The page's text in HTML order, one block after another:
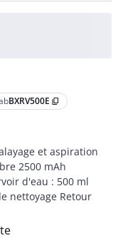
BXRV500E content_copy
et aspiration
2500 mAh
d'eau : 500 ml
nettoyage Retour